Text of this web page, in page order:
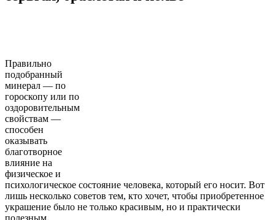
Правильно
подобранный
минерал — по
гороскопу или по
оздоровительным
свойствам —
способен
оказывать
благотворное
влияние на
физическое и
психологическое состояние человека, который его носит. Вот
лишь несколько советов тем, кто хочет, чтобы приобретенное
украшение было не только красивым, но и практически
полезным.